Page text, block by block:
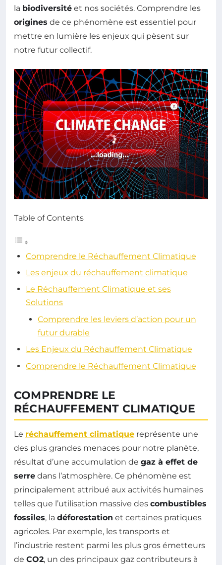
la biodiversité et nos sociétés. Comprendre les
origines de ce phénomène est essentiel pour
mettre en lumière les enjeux qui pèsent sur
notre futur collectif.
Table of Contents
Comprendre le Réchauffement Climatique
Les enjeux du réchauffement climatique
Le Réchauffement Climatique et ses
Solutions
Comprendre les leviers d’action pour un
futur durable
Les Enjeux du Réchauffement Climatique
Comprendre le Réchauffement Climatique
COMPRENDRE LE
RÉCHAUFFEMENT CLIMATIQUE
Le réchauffement climatique représente une
des plus grandes menaces pour notre planète,
résultat d’une accumulation de gaz à effet de
serre dans l’atmosphère. Ce phénomène est
principalement attribué aux activités humaines
telles que l’utilisation massive des combustibles
fossiles, la déforestation et certaines pratiques
agricoles. Par exemple, les transports et
l’industrie restent parmi les plus gros émetteurs
de CO2, un des principaux gaz contributeurs à